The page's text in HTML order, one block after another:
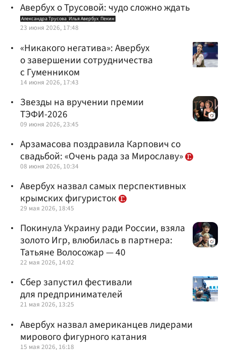
Авербух о Трусовой: чудо сложно ждать
Александра Трусова Илья Авербух Пекин
23 июня 2026, 17:48
«Никакого негатива»: Авербух
о завершении сотрудничества
с Гуменником
14 июня 2026, 17:43
Звезды на вручении премии
ТЭФИ-2026
09 июня 2026, 23:45
Арзамасова поздравила Карпович со
свадьбой: «Очень рада за Мирославу»
08 июня 2026, 10:34
Авербух назвал самых перспективных
крымских фигуристок
29 мая 2026, 18:45
Покинула Украину ради России, взяла
золото Игр, влюбилась в партнера:
Татьяне Волосожар — 40
22 мая 2026, 14:02
Сбер запустил фестивали
для предпринимателей
21 мая 2026, 13:25
Авербух назвал американцев лидерами
мирового фигурного катания
15 мая 2026, 16:18